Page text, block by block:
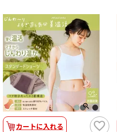
カートに入れる